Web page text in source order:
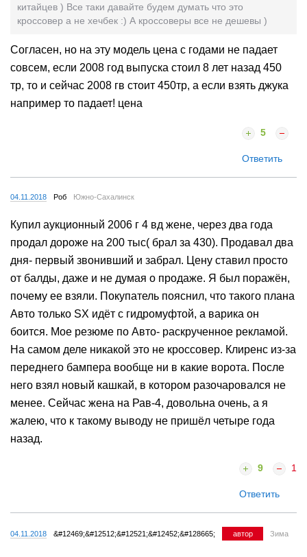
китайцев ) Все таки давайте будем думать что это
кроссовер а не хечбек :) А кроссоверы все не дешевы )
Согласен, но на эту модель цена с годами не падает
совсем, если 2008 год выпуска стоил 8 лет назад 450
тр, то и сейчас 2008 гв стоит 450тр, а если взять джука
например то падает! цена
5
Ответить
04.11.2018 Роб Южно-Сахалинск
Купил аукционный 2006 г 4 вд жене, через два года
продал дороже на 200 тыс( брал за 430). Продавал два
дня- первый звонивший и забрал. Цену ставил просто
от балды, даже и не думая о продаже. Я был поражён,
почему ее взяли. Покупатель пояснил, что такого плана
Авто только SХ идёт с гидромуфтой, а варика он
боится. Мое резюме по Авто- раскрученное рекламой.
На самом деле никакой это не кроссовер. Клиренс из-за
переднего бампера вообще ни в какие ворота. После
него взял новый кашкай, в котором разочаровался не
менее. Сейчас жена на Рав-4, довольна очень, а я
жалею, что к такому выводу не пришёл четыре года
назад.
9 1
Ответить
04.11.2018 &#12469;&#12512;&#12521;&#12452;&#128665; автор Зима